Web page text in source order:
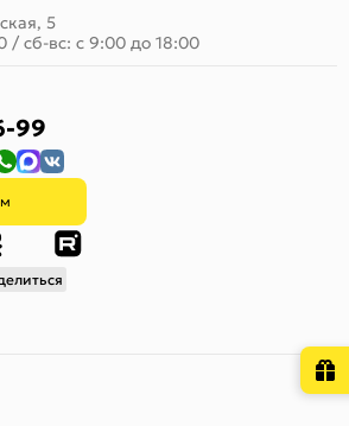
5
/ сб-вс: с 9:00 до 18:00
99